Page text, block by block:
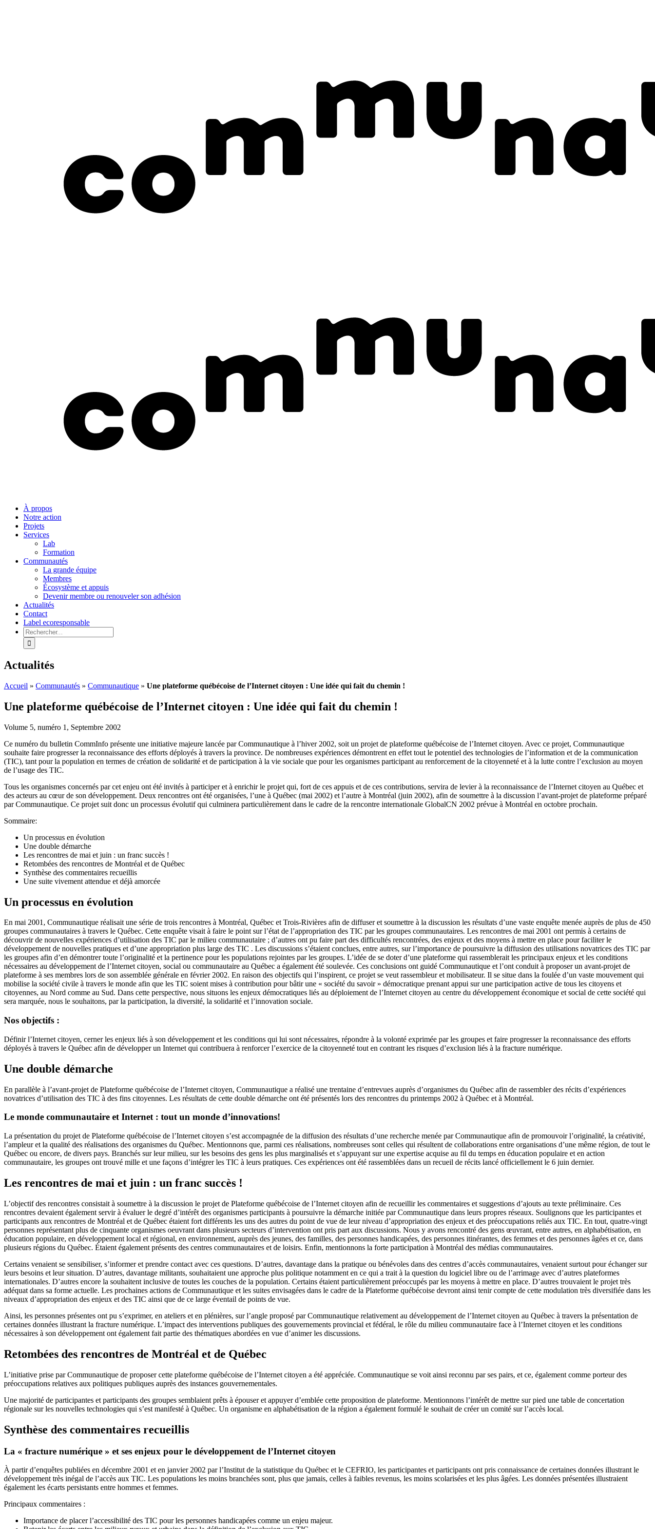
À propos
Notre action
Projets
Services
Lab
Formation
Communautés
La grande équipe
Membres
Écosystème et appuis
Devenir membre ou renouveler son adhésion
Actualités
Contact
Label ecoresponsable
Rechercher:
Actualités
Accueil » Communautés » Communautique » Une plateforme québécoise de l’Internet citoyen : Une idée qui fait du chemin !
Une plateforme québécoise de l’Internet citoyen : Une idée qui fait du chemin !
Volume 5, numéro 1, Septembre 2002
Ce numéro du bulletin CommInfo présente une initiative majeure lancée par Communautique à l’hiver 2002, soit un projet de plateforme québécoise de l’Internet citoyen. Avec ce projet, Communautique
souhaite faire progresser la reconnaissance des efforts déployés à travers la province. De nombreuses expériences démontrent en effet tout le potentiel des technologies de l’information et de la communication
(TIC), tant pour la population en termes de création de solidarité et de participation à la vie sociale que pour les organismes participant au renforcement de la citoyenneté et à la lutte contre l’exclusion au moyen
de l’usage des TIC.
Tous les organismes concernés par cet enjeu ont été invités à participer et à enrichir le projet qui, fort de ces appuis et de ces contributions, servira de levier à la reconnaissance de l’Internet citoyen au Québec et
des acteurs au cœur de son développement. Deux rencontres ont été organisées, l’une à Québec (mai 2002) et l’autre à Montréal (juin 2002), afin de soumettre à la discussion l’avant-projet de plateforme préparé
par Communautique. Ce projet suit donc un processus évolutif qui culminera particulièrement dans le cadre de la rencontre internationale GlobalCN 2002 prévue à Montréal en octobre prochain.
Sommaire:
Un processus en évolution
Une double démarche
Les rencontres de mai et juin : un franc succès !
Retombées des rencontres de Montréal et de Québec
Synthèse des commentaires recueillis
Une suite vivement attendue et déjà amorcée
Un processus en évolution
En mai 2001, Communautique réalisait une série de trois rencontres à Montréal, Québec et Trois-Rivières afin de diffuser et soumettre à la discussion les résultats d’une vaste enquête menée auprès de plus de 450
groupes communautaires à travers le Québec. Cette enquête visait à faire le point sur l’état de l’appropriation des TIC par les groupes communautaires. Les rencontres de mai 2001 ont permis à certains de
découvrir de nouvelles expériences d’utilisation des TIC par le milieu communautaire ; d’autres ont pu faire part des difficultés rencontrées, des enjeux et des moyens à mettre en place pour faciliter le
développement de nouvelles pratiques et d’une appropriation plus large des TIC . Les discussions s’étaient conclues, entre autres, sur l’importance de poursuivre la diffusion des utilisations novatrices des TIC par
les groupes afin d’en démontrer toute l’originalité et la pertinence pour les populations rejointes par les groupes. L’idée de se doter d’une plateforme qui rassemblerait les principaux enjeux et les conditions
nécessaires au développement de l’Internet citoyen, social ou communautaire au Québec a également été soulevée. Ces conclusions ont guidé Communautique et l’ont conduit à proposer un avant-projet de
plateforme à ses membres lors de son assemblée générale en février 2002. En raison des objectifs qui l’inspirent, ce projet se veut rassembleur et mobilisateur. Il se situe dans la foulée d’un vaste mouvement qui
mobilise la société civile à travers le monde afin que les TIC soient mises à contribution pour bâtir une « société du savoir » démocratique prenant appui sur une participation active de tous les citoyens et
citoyennes, au Nord comme au Sud. Dans cette perspective, nous situons les enjeux démocratiques liés au déploiement de l’Internet citoyen au centre du développement économique et social de cette société qui
sera marquée, nous le souhaitons, par la participation, la diversité, la solidarité et l’innovation sociale.
Nos objectifs :
Définir l’Internet citoyen, cerner les enjeux liés à son développement et les conditions qui lui sont nécessaires, répondre à la volonté exprimée par les groupes et faire progresser la reconnaissance des efforts
déployés à travers le Québec afin de développer un Internet qui contribuera à renforcer l’exercice de la citoyenneté tout en contrant les risques d’exclusion liés à la fracture numérique.
Une double démarche
En parallèle à l’avant-projet de Plateforme québécoise de l’Internet citoyen, Communautique a réalisé une trentaine d’entrevues auprès d’organismes du Québec afin de rassembler des récits d’expériences
novatrices d’utilisation des TIC à des fins citoyennes. Les résultats de cette double démarche ont été présentés lors des rencontres du printemps 2002 à Québec et à Montréal.
Le monde communautaire et Internet : tout un monde d’innovations!
La présentation du projet de Plateforme québécoise de l’Internet citoyen s’est accompagnée de la diffusion des résultats d’une recherche menée par Communautique afin de promouvoir l’originalité, la créativité,
l’ampleur et la qualité des réalisations des organismes du Québec. Mentionnons que, parmi ces réalisations, nombreuses sont celles qui résultent de collaborations entre organisations d’une même région, de tout le
Québec ou encore, de divers pays. Branchés sur leur milieu, sur les besoins des gens les plus marginalisés et s’appuyant sur une expertise acquise au fil du temps en éducation populaire et en action
communautaire, les groupes ont trouvé mille et une façons d’intégrer les TIC à leurs pratiques. Ces expériences ont été rassemblées dans un recueil de récits lancé officiellement le 6 juin dernier.
Les rencontres de mai et juin : un franc succès !
L’objectif des rencontres consistait à soumettre à la discussion le projet de Plateforme québécoise de l’Internet citoyen afin de recueillir les commentaires et suggestions d’ajouts au texte préliminaire. Ces
rencontres devaient également servir à évaluer le degré d’intérêt des organismes participants à poursuivre la démarche initiée par Communautique dans leurs propres réseaux. Soulignons que les participantes et
participants aux rencontres de Montréal et de Québec étaient fort différents les uns des autres du point de vue de leur niveau d’appropriation des enjeux et des préoccupations reliés aux TIC. En tout, quatre-vingt
personnes représentant plus de cinquante organismes oeuvrant dans plusieurs secteurs d’intervention ont pris part aux discussions. Nous y avons rencontré des gens œuvrant, entre autres, en alphabétisation, en
éducation populaire, en développement local et régional, en environnement, auprès des jeunes, des familles, des personnes handicapées, des personnes itinérantes, des femmes et des personnes âgées et ce, dans
plusieurs régions du Québec. Étaient également présents des centres communautaires et de loisirs. Enfin, mentionnons la forte participation à Montréal des médias communautaires.
Certains venaient se sensibiliser, s’informer et prendre contact avec ces questions. D’autres, davantage dans la pratique ou bénévoles dans des centres d’accès communautaires, venaient surtout pour échanger sur
leurs besoins et leur situation. D’autres, davantage militants, souhaitaient une approche plus politique notamment en ce qui a trait à la question du logiciel libre ou de l’arrimage avec d’autres plateformes
internationales. D’autres encore la souhaitent inclusive de toutes les couches de la population. Certains étaient particulièrement préoccupés par les moyens à mettre en place. D’autres trouvaient le projet très
adéquat dans sa forme actuelle. Les prochaines actions de Communautique et les suites envisagées dans le cadre de la Plateforme québécoise devront ainsi tenir compte de cette modulation très diversifiée dans les
niveaux d’appropriation des enjeux et des TIC ainsi que de ce large éventail de points de vue.
Ainsi, les personnes présentes ont pu s’exprimer, en ateliers et en plénières, sur l’angle proposé par Communautique relativement au développement de l’Internet citoyen au Québec à travers la présentation de
certaines données illustrant la fracture numérique. L’impact des interventions publiques des gouvernements provincial et fédéral, le rôle du milieu communautaire face à l’Internet citoyen et les conditions
nécessaires à son développement ont également fait partie des thématiques abordées en vue d’animer les discussions.
Retombées des rencontres de Montréal et de Québec
L’initiative prise par Communautique de proposer cette plateforme québécoise de l’Internet citoyen a été appréciée. Communautique se voit ainsi reconnu par ses pairs, et ce, également comme porteur des
préoccupations relatives aux politiques publiques auprès des instances gouvernementales.
Une majorité de participantes et participants des groupes semblaient prêts à épouser et appuyer d’emblée cette proposition de plateforme. Mentionnons l’intérêt de mettre sur pied une table de concertation
régionale sur les nouvelles technologies qui s’est manifesté à Québec. Un organisme en alphabétisation de la région a également formulé le souhait de créer un comité sur l’accès local.
Synthèse des commentaires recueillis
La « fracture numérique » et ses enjeux pour le développement de l’Internet citoyen
À partir d’enquêtes publiées en décembre 2001 et en janvier 2002 par l’Institut de la statistique du Québec et le CEFRIO, les participantes et participants ont pris connaissance de certaines données illustrant le
développement très inégal de l’accès aux TIC. Les populations les moins branchées sont, plus que jamais, celles à faibles revenus, les moins scolarisées et les plus âgées. Les données présentées illustraient
également les écarts persistants entre hommes et femmes.
Principaux commentaires :
Importance de placer l’accessibilité des TIC pour les personnes handicapées comme un enjeu majeur.